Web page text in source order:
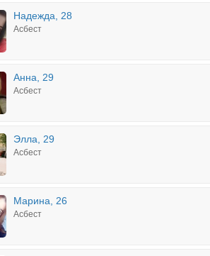
Надежда, 28
Асбест
Анна, 29
Асбест
Элла, 29
Асбест
Марина, 26
Асбест